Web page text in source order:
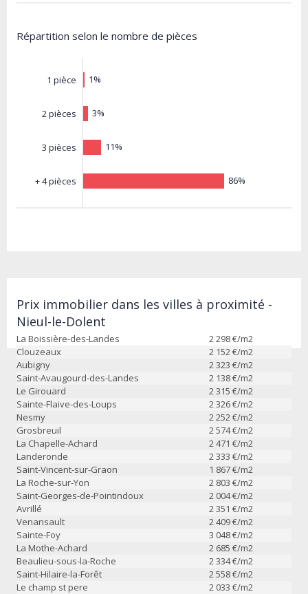
Répartition selon le nombre de pièces
1 pièce
2 pièces
3 pièces
+ 4 pièces
1%
3%
11%
86%
Prix immobilier dans les villes à proximité -
Nieul-le-Dolent
La Boissière-des-Landes 2 298€/m2
Clouzeaux
2 152 €/m2
Aubigny
2 323 €/m2
Saint-Avaugourd-des-Landes
2 138€/m2
Le Girouard
2 315 €/m2
Sainte-Flaive-des-Loups
2 326€/m2
Nesmy
2 252 €/m2
Grosbreuil
2 574€/m2
La Chapelle-Achard
2 471 €/m2
Landeronde
2 333 €/m2
Saint-Vincent-sur-Graon
1 867€/m2
La Roche-sur-Yon
2 803 €/m2
Saint-Georges-de-Pointindoux
2 004€/m2
Avrillé
2 351 €/m2
Venansault
2 409€/m2
Sainte-Foy
3 048€/m2
La Mothe-Achard
2 685 €/m2
Beaulieu-sous-la-Roche
2 334€/m2
Saint-Hilaire-la-Forêt
2 558€/m2
Le champ st pere
2 033 €/m2